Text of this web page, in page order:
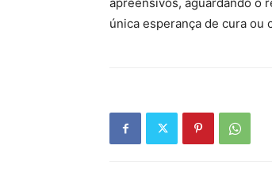
única esperança de cura ou